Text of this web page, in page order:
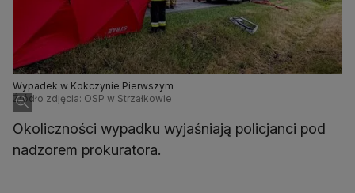
Wypadek w Kokczynie Pierwszym
Źródło zdjęcia: OSP w Strzałkowie
Okoliczności wypadku wyjaśniają policjanci pod
nadzorem prokuratora.